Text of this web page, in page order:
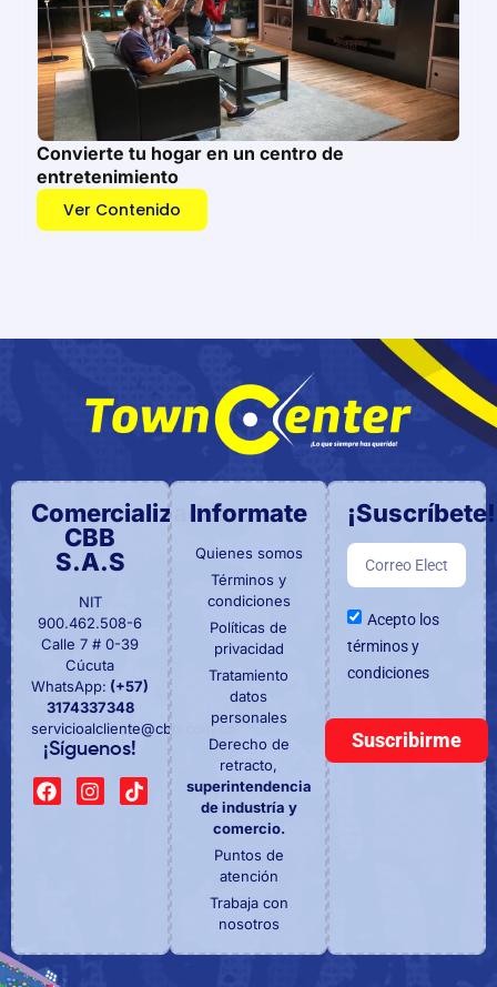
Convierte tu hogar en un centro de
entretenimiento
Ver Contenido
Comercializadora
CBB
S.A.S
NIT
900.462.508-6
Calle 7 # 0-39
Cúcuta
WhatsApp: (+57)
3174337348
servicioalcliente@cbb.com.co
¡Síguenos!
Informate
Quienes somos
Términos y
condiciones
Políticas de
privacidad
Tratamiento
datos
personales
Derecho de
retracto,
superintendencia
de industría y
comercio.
Puntos de
atención
Trabaja con
nosotros
¡Suscríbete!
Acepto los
términos y
condiciones
Suscribirme